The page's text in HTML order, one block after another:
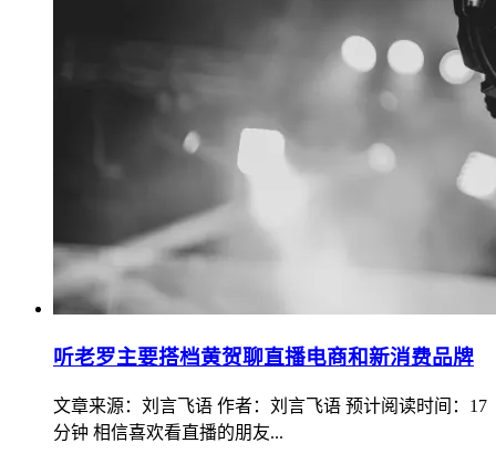
听老罗主要搭档黄贺聊直播电商和新消费品牌
文章来源：刘言飞语 作者：刘言飞语 预计阅读时间：17
分钟 相信喜欢看直播的朋友...